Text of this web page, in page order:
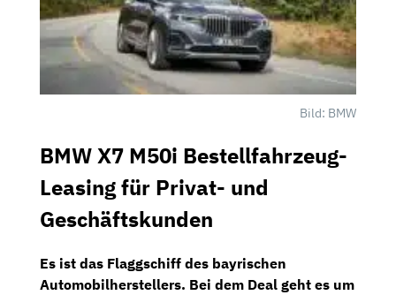
Bild: BMW
BMW X7 M50i Bestellfahrzeug-
Leasing für Privat- und
Geschäftskunden
Es ist das Flaggschiff des bayrischen
Automobilherstellers. Bei dem Deal geht es um